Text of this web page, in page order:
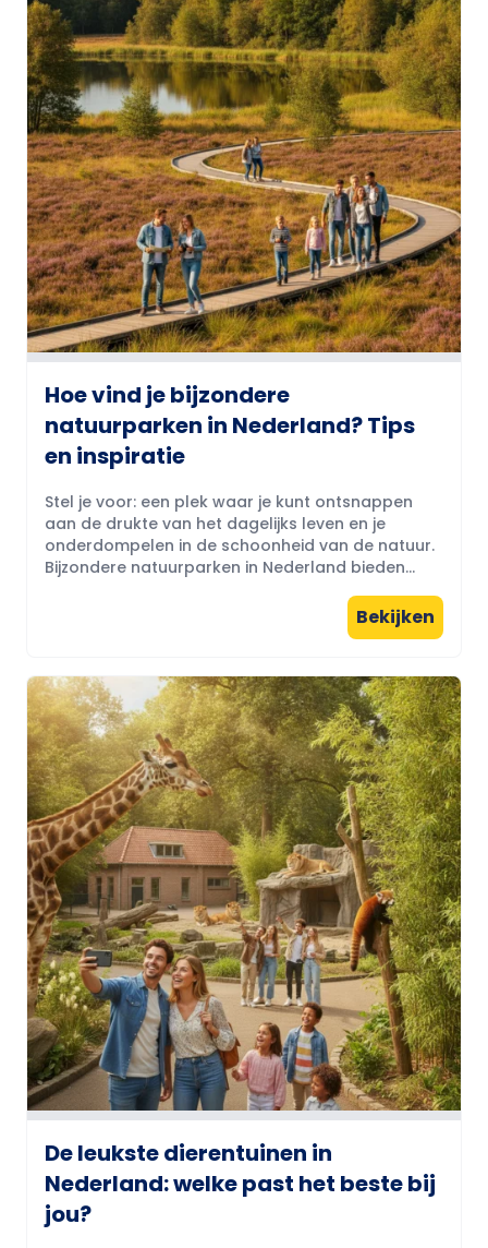
Hoe vind je bijzondere
natuurparken in Nederland? Tips
en inspiratie
Stel je voor: een plek waar je kunt ontsnappen
aan de drukte van het dagelijks leven en je
onderdompelen in de schoonheid van de natuur.
Bijzondere natuurparken in Nederland bieden...
Bekijken
De leukste dierentuinen in
Nederland: welke past het beste bij
jou?